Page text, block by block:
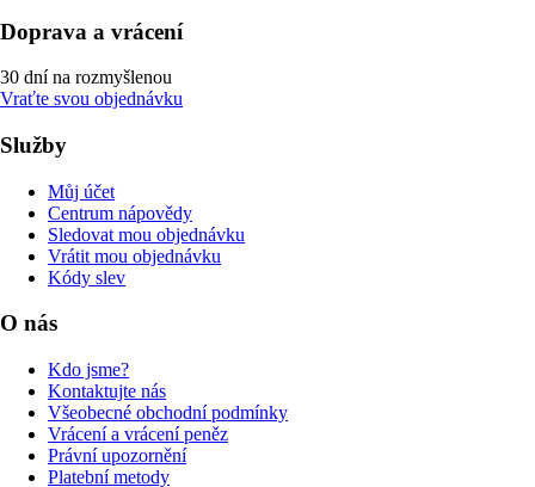
Doprava a vrácení
30 dní na rozmyšlenou
Vraťte svou objednávku
Služby
Můj účet
Centrum nápovědy
Sledovat mou objednávku
Vrátit mou objednávku
Kódy slev
O nás
Kdo jsme?
Kontaktujte nás
Všeobecné obchodní podmínky
Vrácení a vrácení peněz
Právní upozornění
Platební metody